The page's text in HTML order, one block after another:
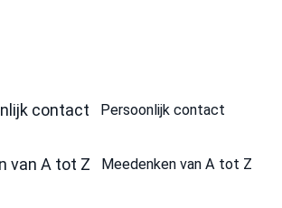
Persoonlijk contact
Meedenken van A tot Z